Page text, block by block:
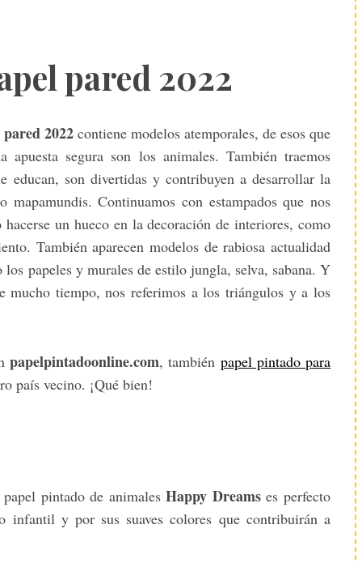
pared 2022
2022contiene modelos atemporales, de esos que
segura son los animales. También traemos
educan, son divertidas y contribuyen a desarrollar la
Continuamos con estampados que nos
un hueco en la decoración de interiores, como
También aparecen modelos de rabiosa actualidad
papeles y murales de estilo jungla, selva, sabana. Y
mucho tiempo, nos referimos a los triángulos y a los
papelpintadoonline.com, también papel pintado para
país vecino. ¡Qué bien!
pintado de animalesHappy Dreamses perfecto
infantil y por sus suaves colores que contribuirán a